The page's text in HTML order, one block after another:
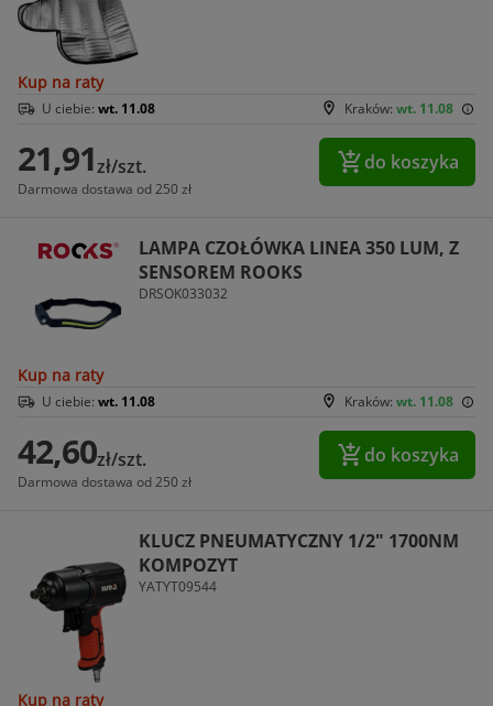
Kup na raty
Kraków: wt. 11.08
U ciebie: wt. 11.08
21,91zł/szt.
Darmowa dostawa od 250 zł
do koszyka
LAMPA CZOŁÓWKA LINEA 350 LUM, Z
SENSOREM ROOKS
DRSOK033032
Kup na raty
Kraków: wt. 11.08
U ciebie: wt. 11.08
42,60zł/szt.
Darmowa dostawa od 250 zł
do koszyka
KLUCZ PNEUMATYCZNY 1/2" 1700NM
KOMPOZYT
YATYT09544
Kup na raty